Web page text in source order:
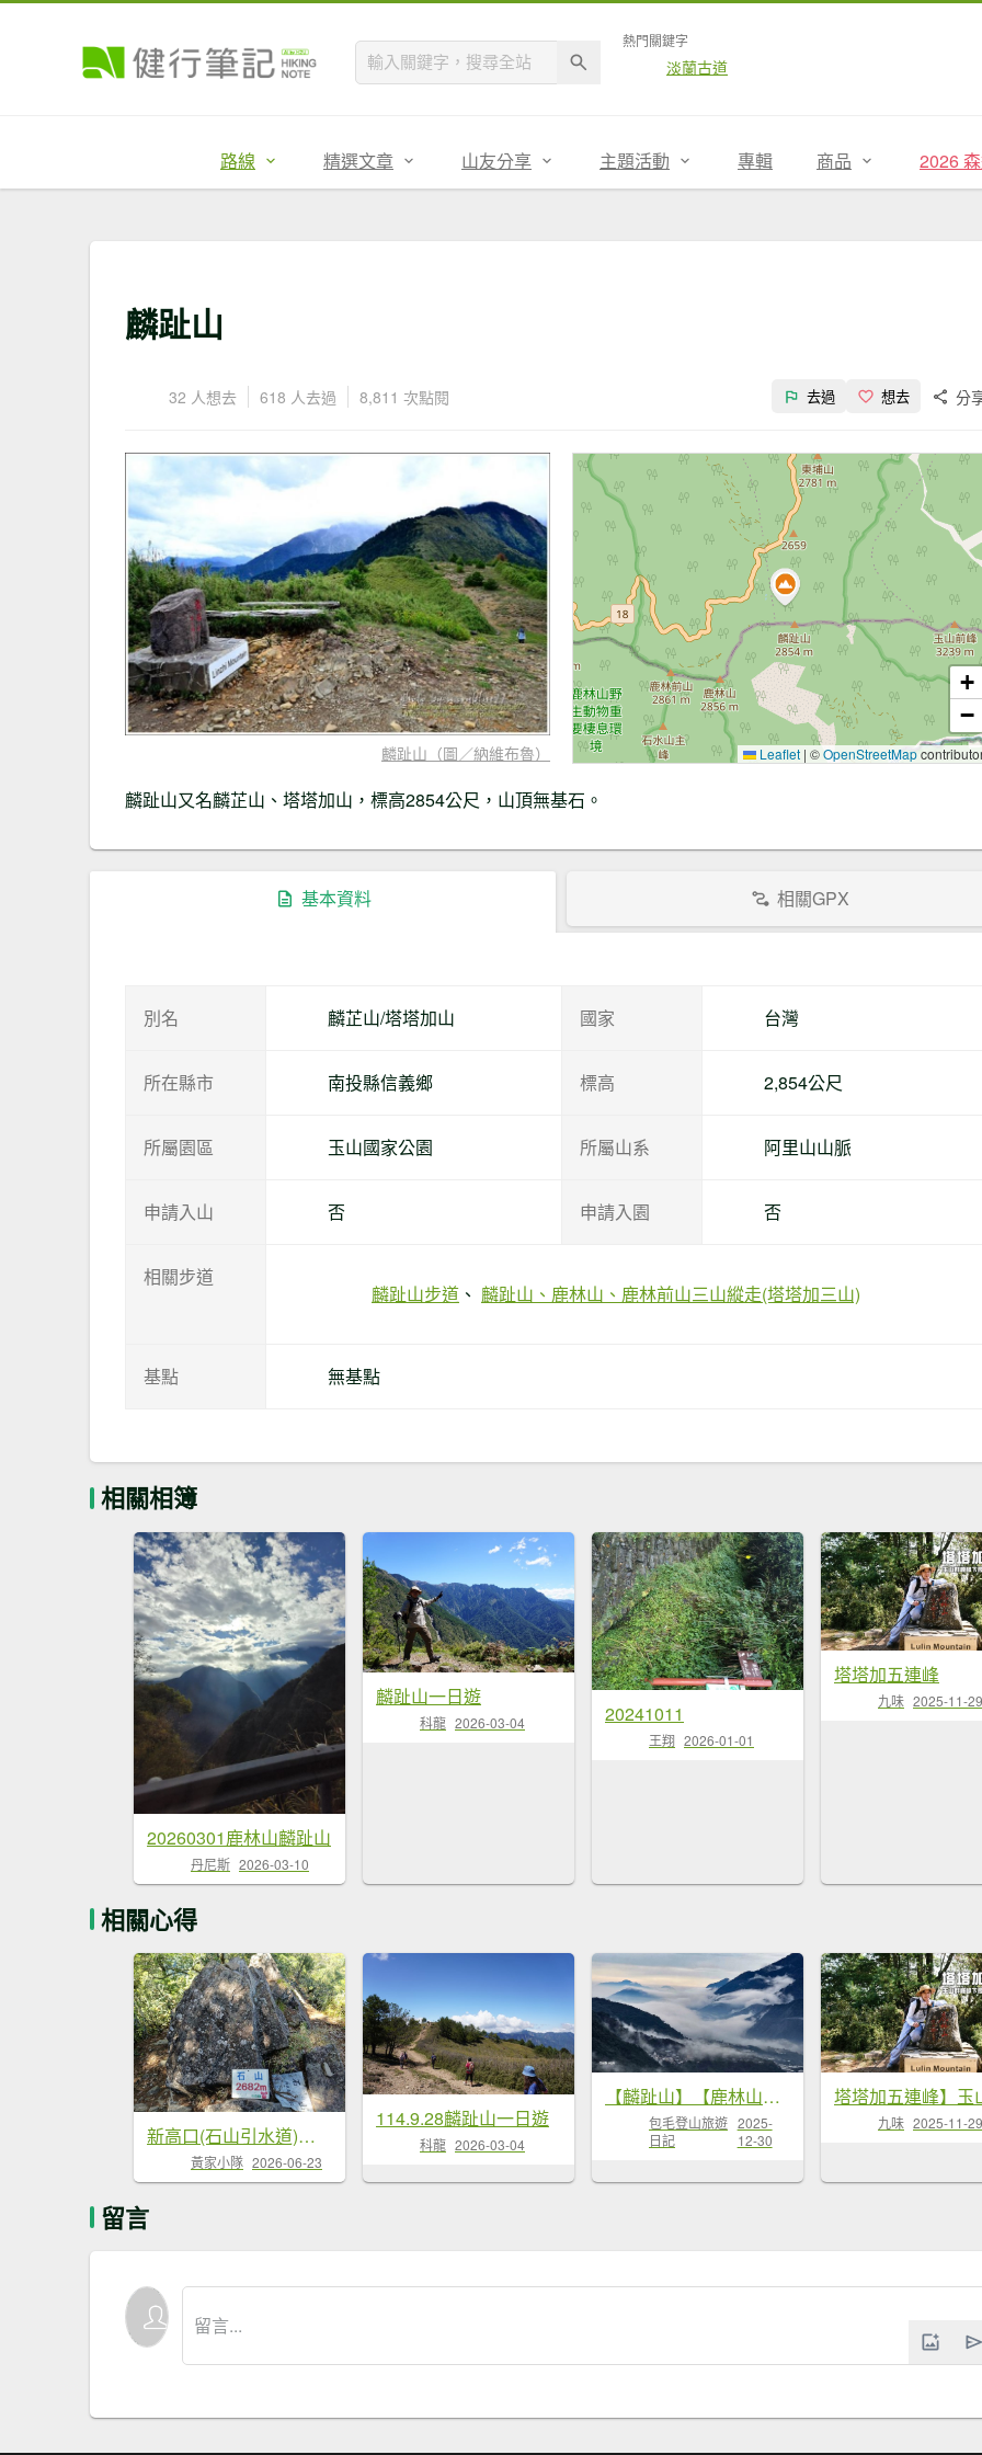
熱門關鍵字
淡蘭古道
路線 精選文章 山友分享 主題活動 專輯 商品 2026
麟趾山
32 人想去 618 人去過 8,811 次點閱 去過 想去 分
麟趾山（圖／納維布魯）
+
−
Leaflet | ©OpenStreetMap
麟趾山又名麟芷山、塔塔加山，標高2854公尺，山頂無基石。
基本資料 相關GPX
別名 麟芷山/塔塔加山 國家 台灣
所在縣市 南投縣信義鄉 標高 2,854公尺
所屬園區 玉山國家公園 所屬山系 阿里山山脈
申請入山 否 申請入園 否
相關步道
麟趾山步道 麟趾山、鹿林山、鹿林前山三山縱走(塔塔加三山)
基點 無基點
相關相簿
20260301鹿林山麟趾山
丹尼斯 2026-03-10
麟趾山一日遊
科龍 2026-03-04 20241011
王翔 2026-01-01
塔塔加五連峰
九味 2025-11-29
相關心得
新高口(石山引水道)經玉山林道上石...
黃家小隊 2026-06-23
114.9.28麟趾山一日遊
科龍 2026-03-04
【麟趾山】【鹿林山】親民輕鬆步道卻...
包毛登山旅遊
日記
2025-
12-30
九味 2025-11-29
留言